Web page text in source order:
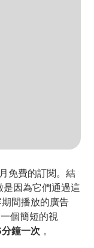
免費的訂閱。結
是因為它們通過這
間播放的廣告
個簡短的視
分鐘一次 。